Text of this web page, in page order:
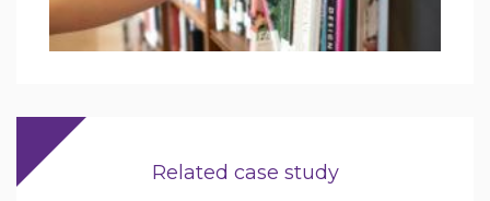
Related case study